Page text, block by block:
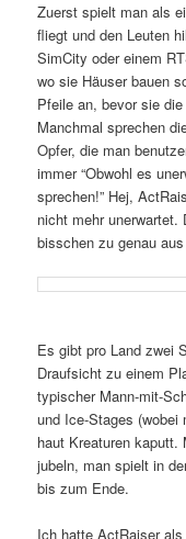
Zuerst spielt man als
fliegt und den Leuten
SimCity oder einem
wo sie Häuser bauen
Pfeile an, bevor sie
Manchmal sprechen
Opfer, die man
immer “Obwohl es
sprechen!” Hej,
nicht mehr
bisschen zu genau
Es gibt pro Land zwei
Draufsicht zu einem
typischer Mann-mit-
und Ice-Stages
haut Kreaturen
jubeln, man spielt in
bis zum Ende.
Ich hatte ActRaiser